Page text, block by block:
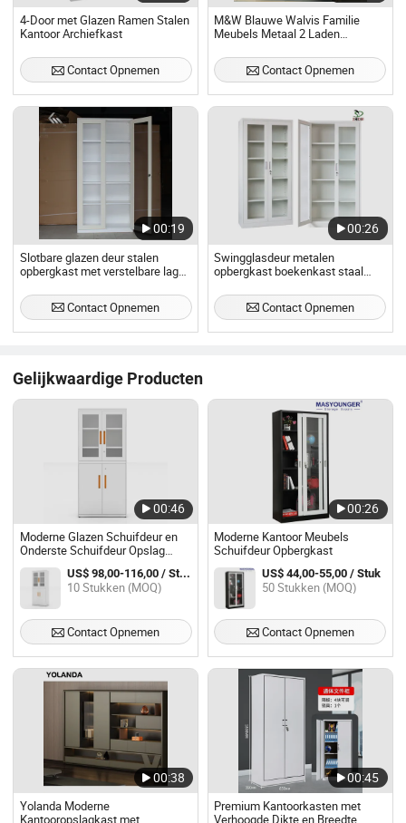
4-Door met Glazen Ramen Stalen
Kantoor Archiefkast
Contact Opnemen
M&W Blauwe Walvis Familie
Meubels Metaal 2 Laden
Contact Opnemen
00:19
Slotbare glazen deur stalen
opbergkast met verstelbare lagen
metalen kast
Contact Opnemen
00:26
Swingglasdeur metalen
opbergkast boekenkast staal
Contact Opnemen
Gelijkwaardige Producten
00:46
Moderne Glazen Schuifdeur en
Onderste Schuifdeur Opslag
Archiefkast
US$ 98,00-116,00 / Stuk
10 Stukken (MOQ)
Contact Opnemen
00:26
Moderne Kantoor Meubels
Schuifdeur Opbergkast
US$ 44,00-55,00 / Stuk
50 Stukken (MOQ)
Contact Opnemen
00:38
Yolanda Moderne
Kantooropslagkast met
00:45
Premium Kantoorkasten met
Verhoogde Dikte en Breedte